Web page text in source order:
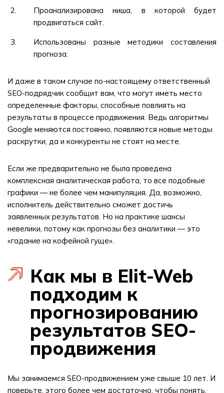
Проанализирована ниша, в которой будет
продвигаться сайт.
Использованы разные методики составления
прогноза.
И даже в таком случае по-настоящему ответственный
SEO-подрядчик сообщит вам, что могут иметь место
определенные факторы, способные повлиять на
результаты в процессе продвижения. Ведь алгоритмы
Google меняются постоянно, появляются новые методы
раскрутки, да и конкуренты не стоят на месте.
Если же предварительно не была проведена
комплексная аналитическая работа, то все подобные
графики — не более чем манипуляция. Да, возможно,
исполнитель действительно сможет достичь
заявленных результатов. Но на практике шансы
невелики, потому как прогнозы без аналитики — это
«гадание на кофейной гуще».
Как мы в Elit-Web
подходим к
прогнозированию
результатов SEO-
продвижения
Мы занимаемся SEO-продвижением уже свыше 10 лет. И
поверьте, этого более чем достаточно, чтобы понять,